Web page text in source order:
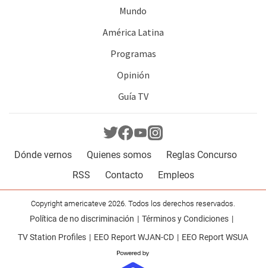
Mundo
América Latina
Programas
Opinión
Guía TV
Dónde vernos Quienes somos
Reglas Concurso
RSS
Contacto Empleos
Copyright americateve 2026. Todos los derechos reservados.
Política de no discriminación
Términos y Condiciones
TV Station Profiles
EEO Report WJAN-CD EEO Report WSUA